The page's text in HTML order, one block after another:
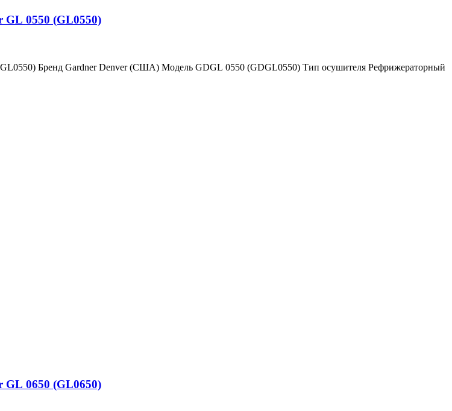
GL 0550 (GL0550)
Бренд Gardner Denver (США) Модель GDGL 0550 (GDGL0550) Тип осушителя Рефрижераторный
GL 0650 (GL0650)